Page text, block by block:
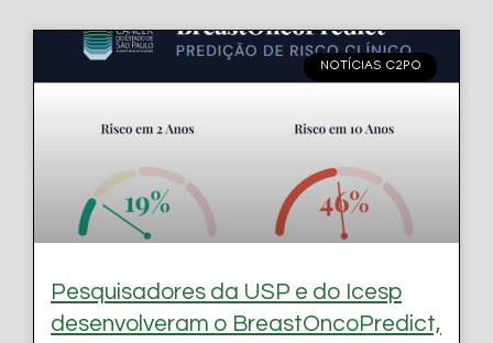
NOTÍCIAS C2PO
Pesquisadores da USP e do Icesp
desenvolveram o BreastOncoPredict,